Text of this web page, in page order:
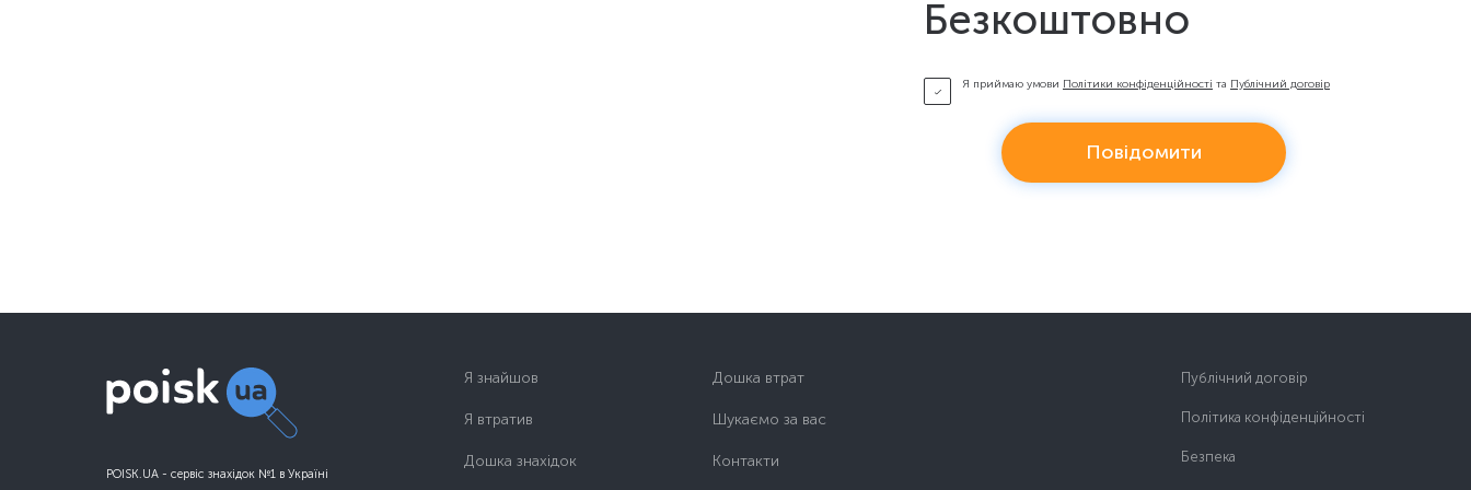
Безкоштовно
Я приймаю умови Політики конфіденційності та Публічний договір
Повідомити
POISK.UA - сервіс знахідок №1 в Україні
Я знайшов
Я втратив
Дошка знахідок
Дошка втрат
Шукаємо за вас
Контакти
Публічний договір
Політика конфіденційності
Безпека